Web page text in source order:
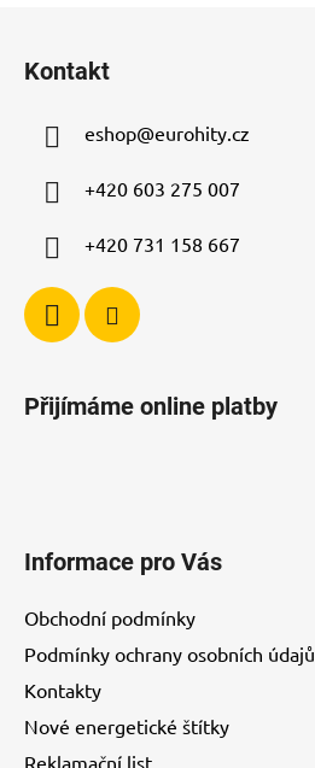
Kontakt
eshop@eurohity.cz
+420 603 275 007
+420 731 158 667
Přijímáme online platby
Informace pro Vás
Obchodní podmínky
Podmínky ochrany osobních údajů
Kontakty
Nové energetické štítky
Reklamační list